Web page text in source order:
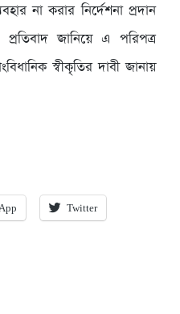
না করার নির্দেশনা প্রদান
জানিয়ে এ পরিপত্র
স্বীকৃতির দাবী জানায়
Twitter